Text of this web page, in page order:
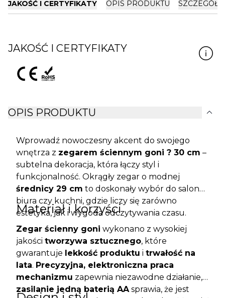
JAKOŚĆ I CERTYFIKATY OPIS PRODUKTU
JAKOŚĆ I CERTYFIKATY
OPIS PRODUKTU expand_more
Wprowadź nowoczesny akcent do swojego
wnętrza z zegarem ściennym goni ? 30 cm –
subtelna dekoracja, która łączy styl i
funkcjonalność. Okrągły zegar o modnej
średnicy 29 cm to doskonały wybór do salonu,
biura czy kuchni, gdzie liczy się zarówno
estetyka, jak i wygoda odczytywania czasu.
Materiał i korzyści
Zegar ścienny goni wykonano z wysokiej
jakości tworzywa sztucznego, które
gwarantuje lekkość produktu i trwałość na
lata. Precyzyjna, elektroniczna praca
mechanizmu zapewnia niezawodne działanie, a
zasilanie jedną baterią AAsprawia, że jest